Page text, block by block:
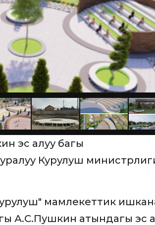
эс алуу багы
Курулуш
мамлекеттик
А.С.Пушкин атындагы эс